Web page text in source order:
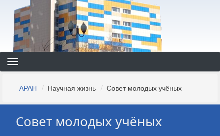
Строка
навигации
АРАН Научная жизнь Совет молодых учёных
Совет молодых учёных